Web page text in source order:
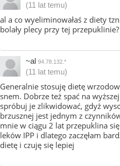
(11 lat temu)
al a co wyeliminowałaś z diety
bolały plecy przy tej przepuklinie?
~al 94.78.132.*
(11 lat temu)
Generalnie stosuję dietę
snem. Dobrze też spać na
spróbuj je zlikwidować, gdyż
brzusznej jest jednym z
mnie w ciągu 2 lat przepuklina
leków IPP i dlatego zaczęłam
dietę i czuję się lepiej